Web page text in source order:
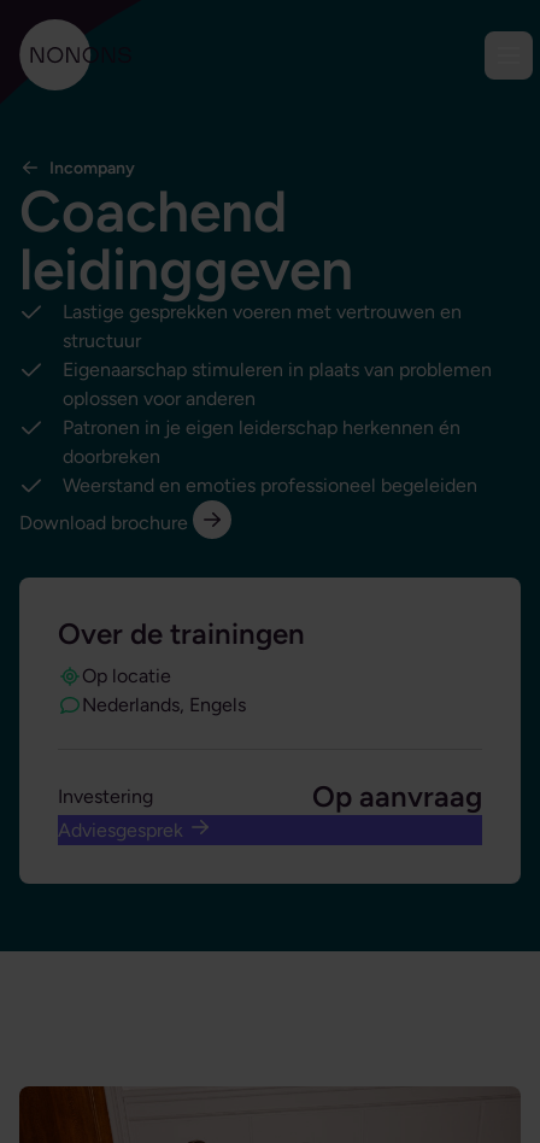
NONONS
Incompany
Coachend
leidinggeven
Lastige gesprekken voeren met vertrouwen en
structuur
Eigenaarschap stimuleren in plaats van problemen
oplossen voor anderen
Patronen in je eigen leiderschap herkennen én
doorbreken
Weerstand en emoties professioneel begeleiden
Download brochure
Over de trainingen
Op locatie
Nederlands, Engels
Investering Op aanvraag
Adviesgesprek